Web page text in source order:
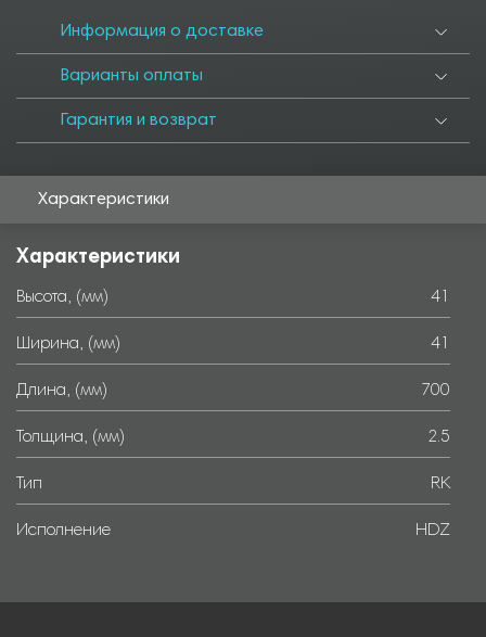
Информация о доставке
Варианты оплаты
Гарантия и возврат
Характеристики
Характеристики
Высота, (мм) 41
Ширина, (мм) 41
Длина, (мм) 700
Толщина, (мм) 2.5
Тип RK
Исполнение HDZ